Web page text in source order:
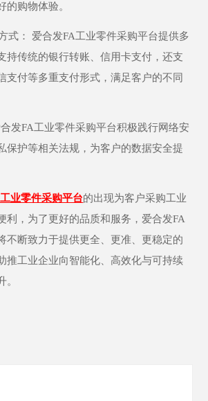
的购物体验。
式： 爱合发FA工业零件采购平台提供多
持传统的银行转账、信用卡支付，还支
支付等多重支付形式，满足客户的不同
发FA工业零件采购平台积极践行网络安
保护等相关法规，为客户的数据安全提
业零件采购平台的出现为客户采购工业
利，为了更好的品质和服务，爱合发FA
不断致力于提供更全、更准、更稳定的
推工业企业向智能化、高效化与可持续
。